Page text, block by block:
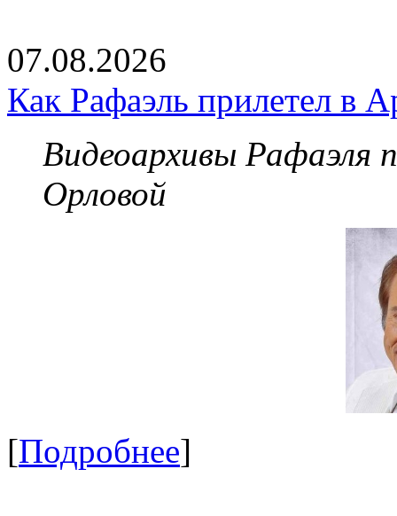
07.08.2026
Как Рафаэль прилетел в
Видеоархивы Рафаэля
Орловой
[Подробнее]